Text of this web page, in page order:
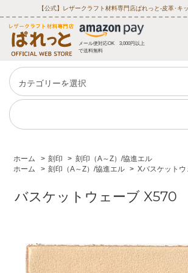
【公式】レザークラフト材料専門店ぱれっと‐皮革･キ
メール便対応OK 3,000円以上
で送料無料
ホーム > 刻印 > 刻印（A～Z）/協進エル
ホーム
> 刻印（A～Z）/協進エル > Xバスケットウ
バスケットウェーブ X570